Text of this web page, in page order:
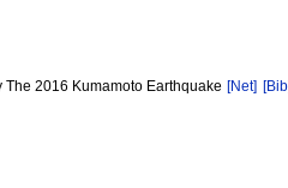
2016 Kumamoto Earthquake [Net]